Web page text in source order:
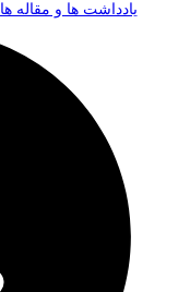
یادداشت ها و مقاله ها